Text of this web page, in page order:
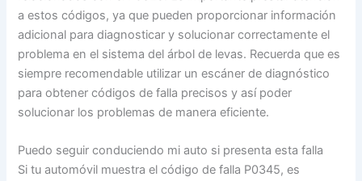
a estos códigos, ya que pueden proporcionar información
adicional para diagnosticar y solucionar correctamente el
problema en el sistema del árbol de levas. Recuerda que es
siempre recomendable utilizar un escáner de diagnóstico
para obtener códigos de falla precisos y así poder
solucionar los problemas de manera eficiente.
Puedo seguir conduciendo mi auto si presenta esta falla
Si tu automóvil muestra el código de falla P0345, es